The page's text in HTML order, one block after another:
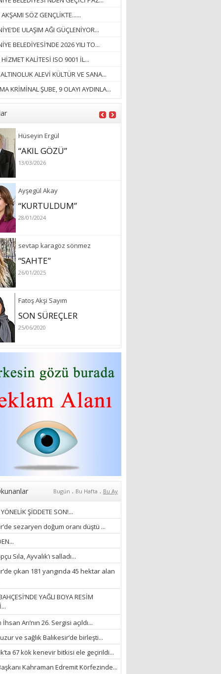
SÖZ GENÇLİKTE......
ULAŞIM AĞI GÜÇLENİYOR...
BELEDİYESİ’NDE 2026 YILI TO...
HİZMET KALİTESİ ISO 9001 İL...
ALEVİ KÜLTÜR VE SANA...
KRİMİNAL ŞUBE, 9 OLAYI AYDINLA...
İlknur Solmaz Çoban
“DOĞANIN GÜLEÇ
ÖZLERKEN…”
23/11/2025
“Ne çok şey oldu
unutulmaması gereken”
Hüseyin Ergül
“AKIL GÖZÜ”
13/03/2026
Ayşegül Akay
“KURTULDUM”
28/01/2024
sevtap karagöz sönmez
“SAHTE”
26/01/2025
Fatoş Akşi Sayım
SON SÜREÇLER
25/06/2020
özlem arslan
Hydrafacial cilt bakımı
26/07/2022
Sibel Atam
“18 Mart Çanakkale
Zaferi” Denildiğinde Ne
Anlıyoruz?
Aleyna Gürsoy
“GELİŞ VE GİDİŞLERİN
ARASINDA...”
07/04/2026
Fatma Zehra Köseley
MUSTAFA KEMALİN
KAĞNISI
07/04/2026
Mehmet Çağ
“BEDEN VE RUH
BÜTÜNLÜĞÜ...”
18/03/2023
İlknur Solmaz Çoban
“DOĞANIN GÜLEÇ
YAĞMURLARINI
ÖZLERKEN…”
Bugün . Bu Hafta . Bu Ay
ŞİDDETE SON!...
sezaryen doğum oranı düştü ...
Sıla, Ayvalık’ı salladı...
çıkan 181 yangında 45 hektar alan
YAĞLI BOYA RESİM
Arı’nın 26. Sergisi açıldı...
ve sağlık Balıkesir’de birleşti...
67 kök kenevir bitkisi ele geçirildi...
Kahraman Edremit Körfezinde...